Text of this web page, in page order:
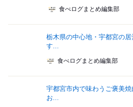
食べログまとめ編集部
栃木県の中心地・宇都宮の
す...
食べログまとめ編集部
宇都宮市内で味わうご褒美
お...